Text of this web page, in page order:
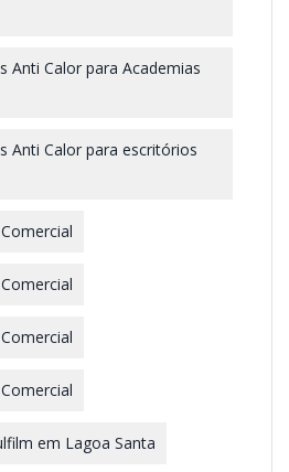
Anti Calor para Academias
Anti Calor para escritórios
em Lagoa Santa